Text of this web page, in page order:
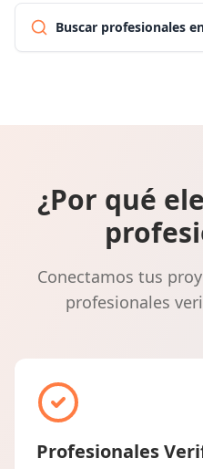
Buscar profesionales
¿Por qué
Conectamos tus
profesionales
Profesionales